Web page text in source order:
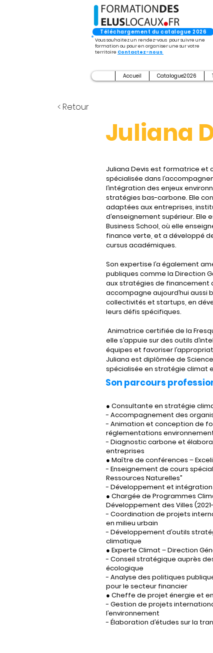
Téléchargement du catalogue 2026
Vous souhaitez un rendez-vous pour suivre une
formation ou pour en organiser une sur votre
territoire Contactez-nous
Accueil Catalogue2026
< Retour
Juliana
Juliana Devis est formatrice et
spécialisée dans
l’intégration des enjeux
stratégies bas-carbone. Elle
adaptées aux entreprises,
d’enseignement supérieur.
Business School, où elle
finance verte, et a développé
cursus académiques.
Son expertise l’a également
publiques comme la Direction
aux stratégies de financement
accompagne aujourd’hui aussi
collectivités et startups, en
leurs défis spécifiques.
Animatrice certifiée de la Fresque du Climat et de l’Atelier 2tonnes,
elle s’appuie sur des outils
équipes et favoriser
Juliana est diplômée de
spécialisée en stratégie climat
Son parcours
● Consultante en stratégie
- Accompagnement des
- Animation et conception de
réglementations
- Diagnostic carbone et
entreprises
● Maître de conférences –
- Enseignement de cours
Ressources Naturelles”
- Développement et
● Chargée de Programmes
Développement des Villes
- Coordination de projets
en milieu urbain
- Développement d’outils
climatique
● Experte Climat – Direction
- Conseil stratégique auprès
écologique
- Analyse des politiques
pour le secteur financier
● Cheffe de projet énergie et
- Gestion de projets
l’environnement
- Élaboration d’études sur la